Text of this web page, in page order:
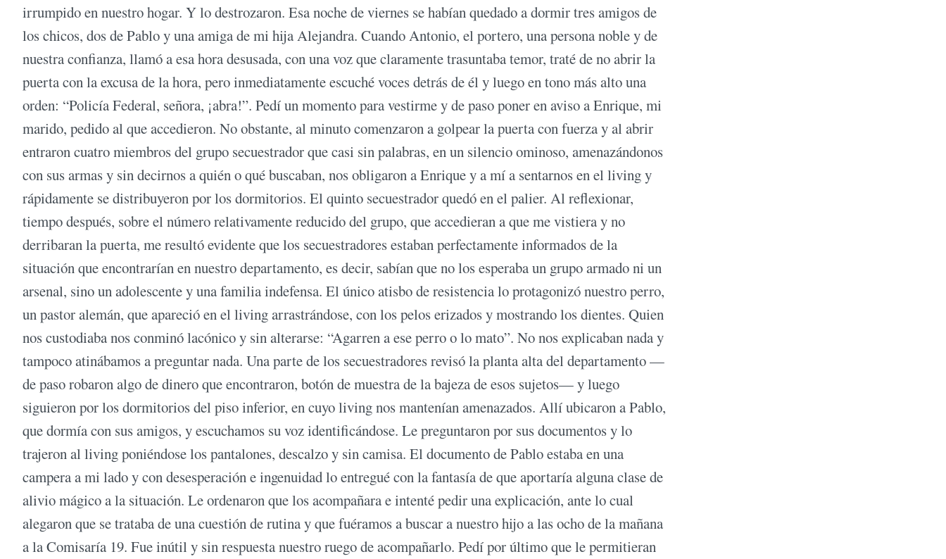
irrumpido en nuestro hogar. Y lo destrozaron. Esa noche de viernes se habían quedado a dormir tres amigos de
los chicos, dos de Pablo y una amiga de mi hija Alejandra. Cuando Antonio, el portero, una persona noble y de
nuestra confianza, llamó a esa hora desusada, con una voz que claramente trasuntaba temor, traté de no abrir la
puerta con la excusa de la hora, pero inmediatamente escuché voces detrás de él y luego en tono más alto una
orden: “Policía Federal, señora, ¡abra!”. Pedí un momento para vestirme y de paso poner en aviso a Enrique, mi
marido, pedido al que accedieron. No obstante, al minuto comenzaron a golpear la puerta con fuerza y al abrir
entraron cuatro miembros del grupo secuestrador que casi sin palabras, en un silencio ominoso, amenazándonos
con sus armas y sin decirnos a quién o qué buscaban, nos obligaron a Enrique y a mí a sentarnos en el living y
rápidamente se distribuyeron por los dormitorios. El quinto secuestrador quedó en el palier. Al reflexionar,
tiempo después, sobre el número relativamente reducido del grupo, que accedieran a que me vistiera y no
derribaran la puerta, me resultó evidente que los secuestradores estaban perfectamente informados de la
situación que encontrarían en nuestro departamento, es decir, sabían que no los esperaba un grupo armado ni un
arsenal, sino un adolescente y una familia indefensa. El único atisbo de resistencia lo protagonizó nuestro perro,
un pastor alemán, que apareció en el living arrastrándose, con los pelos erizados y mostrando los dientes. Quien
nos custodiaba nos conminó lacónico y sin alterarse: “Agarren a ese perro o lo mato”. No nos explicaban nada y
tampoco atinábamos a preguntar nada. Una parte de los secuestradores revisó la planta alta del departamento —
de paso robaron algo de dinero que encontraron, botón de muestra de la bajeza de esos sujetos— y luego
siguieron por los dormitorios del piso inferior, en cuyo living nos mantenían amenazados. Allí ubicaron a Pablo,
que dormía con sus amigos, y escuchamos su voz identificándose. Le preguntaron por sus documentos y lo
trajeron al living poniéndose los pantalones, descalzo y sin camisa. El documento de Pablo estaba en una
campera a mi lado y con desesperación e ingenuidad lo entregué con la fantasía de que aportaría alguna clase de
alivio mágico a la situación. Le ordenaron que los acompañara e intenté pedir una explicación, ante lo cual
alegaron que se trataba de una cuestión de rutina y que fuéramos a buscar a nuestro hijo a las ocho de la mañana
a la Comisaría 19. Fue inútil y sin respuesta nuestro ruego de acompañarlo. Pedí por último que le permitieran